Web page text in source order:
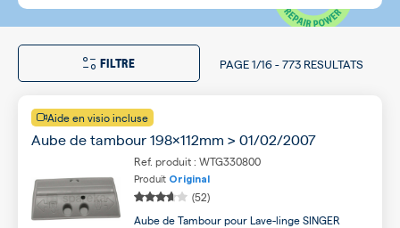
FILTRE PAGE 1/16-773 RESULTATS
Aide en visio incluse
Aube de tambour 198x112mm > 01/02/2007
Ref. produit : WTG330800
Produit Original
(52)
Aube de Tambour pour Lave-linge SINGER